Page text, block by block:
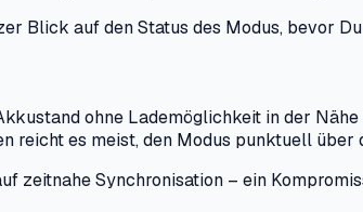
Blick auf den Status des Modus, bevor
ohne Lademöglichkeit in der
reicht es meist, den Modus punktuell
zeitnahe Synchronisation – ein